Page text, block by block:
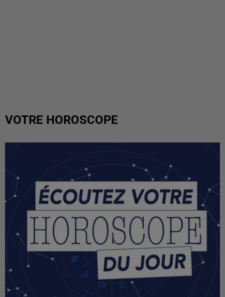
VOTRE HOROSCOPE